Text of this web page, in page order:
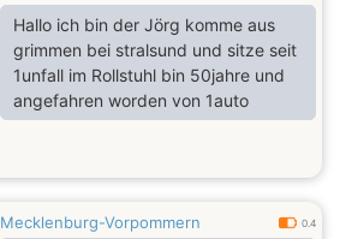
Hallo ich bin der Jörg komme aus
grimmen bei stralsund und sitze seit
1unfall im Rollstuhl bin 50jahre und
angefahren worden von 1auto
Mecklenburg-Vorpommern 0.4